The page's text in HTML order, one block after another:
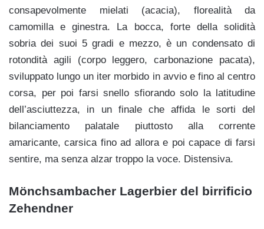
consapevolmente mielati (acacia), florealità da
camomilla e ginestra. La bocca, forte della solidità
sobria dei suoi 5 gradi e mezzo, è un condensato di
rotondità agili (corpo leggero, carbonazione pacata),
sviluppato lungo un iter morbido in avvio e fino al centro
corsa, per poi farsi snello sfiorando solo la latitudine
dell’asciuttezza, in un finale che affida le sorti del
bilanciamento palatale piuttosto alla corrente
amaricante, carsica fino ad allora e poi capace di farsi
sentire, ma senza alzar troppo la voce. Distensiva.
Mönchsambacher Lagerbier del birrificio
Zehendner